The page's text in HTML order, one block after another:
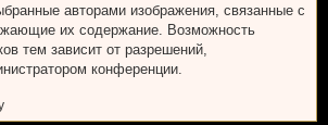
авторами изображения, связанные с
их содержание. Возможность
тем зависит от разрешений,
конференции.